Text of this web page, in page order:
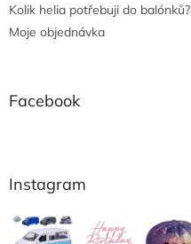
Kolik helia potřebuji do balónků?
Moje objednávka
Facebook
Instagram